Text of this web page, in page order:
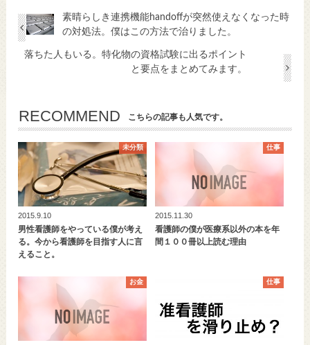
素晴らしき連携機能handoffが突然使えなくなった時
の対処法。僕はこの方法で治りました。
落ちた人もいる。特化物の資格試験に出るポイント
と要点をまとめてみます。
RECOMMEND こちらの記事も人気です。
未分類
2015.9.10
男性看護師をやっている僕が考え
る。今から看護師を目指す人に言
えること。
仕事
2015.11.30
看護師の僕が医療系以外の本を年
間１００冊以上読む理由
お金 仕事